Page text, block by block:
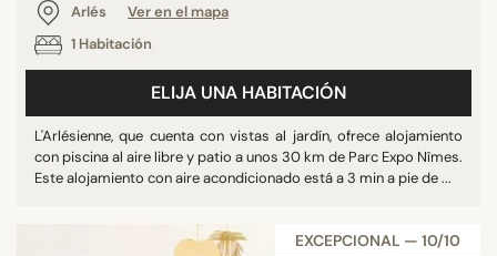
Arlés
Ver en el mapa
1 Habitación
ELIJA UNA HABITACIÓN
L'Arlésienne, que cuenta con vistas al jardín, ofrece alojamiento
con piscina al aire libre y patio a unos 30 km de Parc Expo Nîmes.
Este alojamiento con aire acondicionado está a 3 min a pie de ...
EXCEPCIONAL — 10/10